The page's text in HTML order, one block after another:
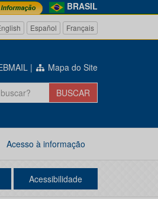
BRASIL
Español Français
| Mapa do Site
Acesso à informação
Acessibilidade